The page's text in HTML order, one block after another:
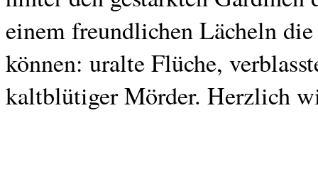
einem freundlichen Lächeln
können: uralte Flüche,
kaltblütiger Mörder. Herzlich